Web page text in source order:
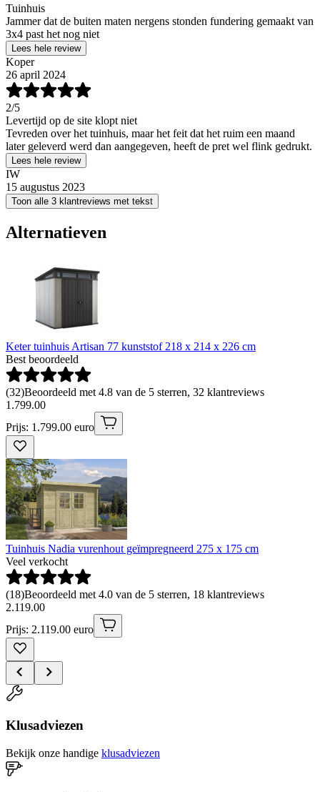
Tuinhuis
Jammer dat de buiten maten nergens stonden fundering gemaakt van
3x4 past het nog niet
Lees hele review
Koper
26 april 2024
2/5
Levertijd op de site klopt niet
Tevreden over het tuinhuis, maar het feit dat het ruim een maand
later geleverd werd dan aangegeven, heeft de pret wel flink gedrukt.
Lees hele review
IW
15 augustus 2023
Toon alle 3 klantreviews met tekst
Alternatieven
Keter tuinhuis Artisan 77 kunststof 218 x 214 x 226 cm
Best beoordeeld
(32)Beoordeeld met 4.8 van de 5 sterren, 32 klantreviews
1 .799.00
Prijs: 1.799.00 euro
Tuinhuis Nadia vurenhout geïmpregneerd 275 x 175 cm
Veel verkocht
(18)Beoordeeld met 4.0 van de 5 sterren, 18 klantreviews
2.119.00
Prijs: 2.119.00 euro
Klusadviezen
Bekijk onze handige klusadviezen